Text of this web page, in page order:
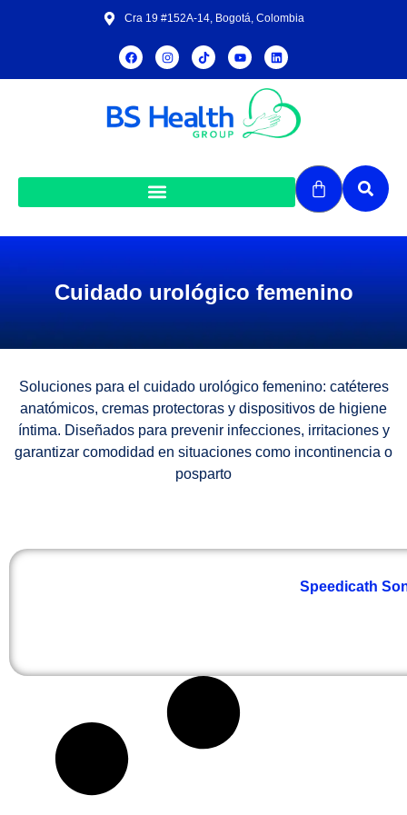
Cra 19 #152A-14, Bogotá, Colombia
Cuidado urológico femenino
Soluciones para el cuidado urológico femenino: catéteres
anatómicos, cremas protectoras y dispositivos de higiene
íntima. Diseñados para prevenir infecciones, irritaciones y
garantizar comodidad en situaciones como incontinencia o
posparto
Speedicath